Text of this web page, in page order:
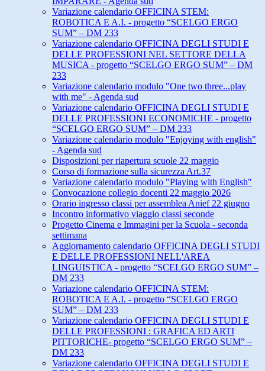
Variazione calendario OFFICINA STEM:
ROBOTICA E A.I. - progetto “SCELGO ERGO
SUM” – DM 233
Variazione calendario OFFICINA DEGLI STUDI E
DELLE PROFESSIONI NEL SETTORE DELLA
MUSICA - progetto “SCELGO ERGO SUM” – DM
233
Variazione calendario modulo "One two three...play
with me" - Agenda sud
Variazione calendario OFFICINA DEGLI STUDI E
DELLE PROFESSIONI ECONOMICHE - progetto
“SCELGO ERGO SUM” – DM 233
Variazione calendario modulo "Enjoying with english"
- Agenda sud
Disposizioni per riapertura scuole 22 maggio
Corso di formazione sulla sicurezza Art.37
Variazione calendario modulo "Playing with English"
Convocazione collegio docenti 22 maggio 2026
Orario ingresso classi per assemblea Anief 22 giugno
Incontro informativo viaggio classi seconde
Progetto Cinema e Immagini per la Scuola - seconda
settimana
Aggiornamento calendario OFFICINA DEGLI STUDI
E DELLE PROFESSIONI NELL'AREA
LINGUISTICA - progetto “SCELGO ERGO SUM” –
DM 233
Variazione calendario OFFICINA STEM:
ROBOTICA E A.I. - progetto “SCELGO ERGO
SUM” – DM 233
Variazione calendario OFFICINA DEGLI STUDI E
DELLE PROFESSIONI : GRAFICA ED ARTI
PITTORICHE- progetto “SCELGO ERGO SUM” –
DM 233
Variazione calendario OFFICINA DEGLI STUDI E